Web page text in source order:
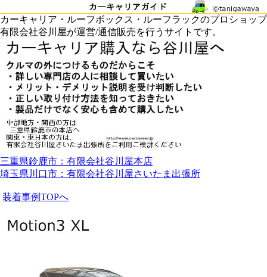
カーキャリア・ルーフボックス・ルーフラックのプロショップ
有限会社谷川屋が運営/通信販売を行うサイトです。
三重県鈴鹿市：有限会社谷川屋本店
埼玉県川口市：有限会社谷川屋さいたま出張所
装着事例TOPへ